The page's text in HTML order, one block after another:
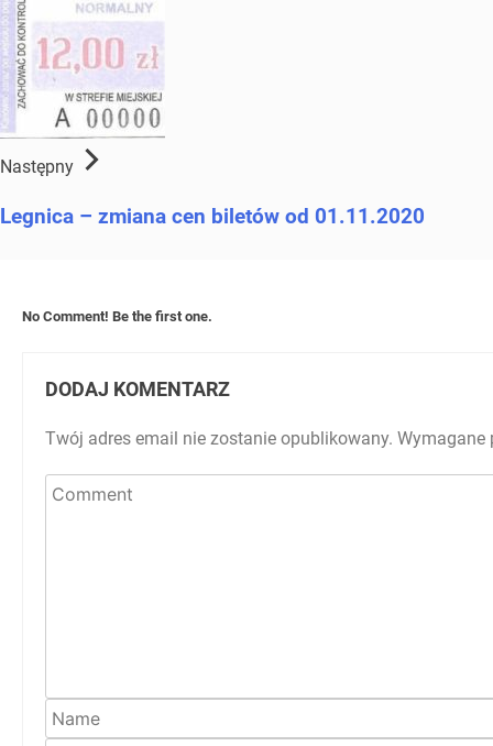
Następny
Legnica – zmiana cen biletów od 01.11.2020
No Comment! Be the first one.
DODAJ KOMENTARZ
Twój adres email nie zostanie opublikowany. Wymagane